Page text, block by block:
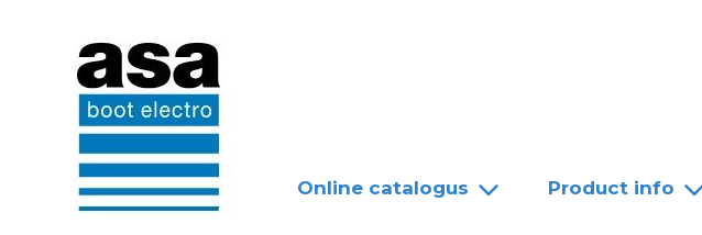
Online catalogus Product info